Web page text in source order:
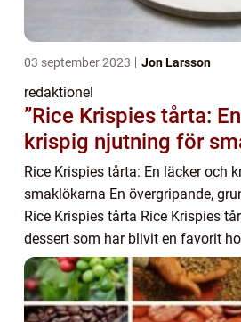
03 september 2023 Jon Larsson
redaktionel
”Rice Krispies tårta:
krispig njutning för
Rice Krispies tårta: En läcker och
smaklökarna En övergripande,
Rice Krispies tårta Rice Krispies
dessert som har blivit en favorit
gamla. Denna läckra kreation